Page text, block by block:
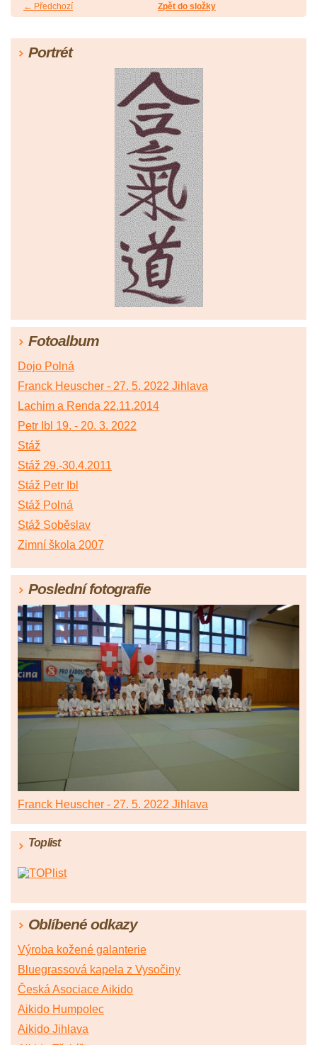
← Předchozí Zpět do složky
Portrét
Fotoalbum
Dojo Polná
Franck Heuscher - 27. 5. 2022 Jihlava
Lachim a Renda 22.11.2014
Petr Ibl 19. - 20. 3. 2022
Stáž
Stáž 29.-30.4.2011
Stáž Petr Ibl
Stáž Polná
Stáž Soběslav
Zimní škola 2007
Poslední fotografie
Franck Heuscher - 27. 5. 2022 Jihlava
Toplist
Oblíbené odkazy
Výroba kožené galanterie
Bluegrassová kapela z Vysočiny
Česká Asociace Aikido
Aikido Humpolec
Aikido Jihlava